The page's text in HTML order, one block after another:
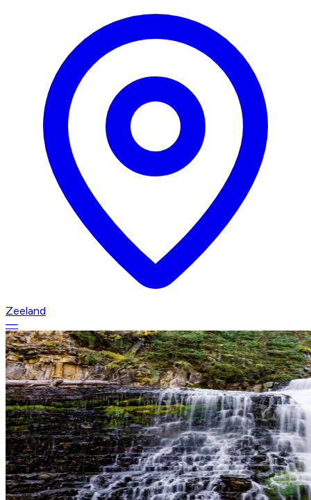
Zeeland
—